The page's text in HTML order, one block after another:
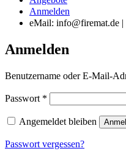
Anmelden
eMail: info@firemat.de
Anmelden
Benutzername oder E-Mail-
Passwort *
Angemeldet bleiben
Passwort vergessen?